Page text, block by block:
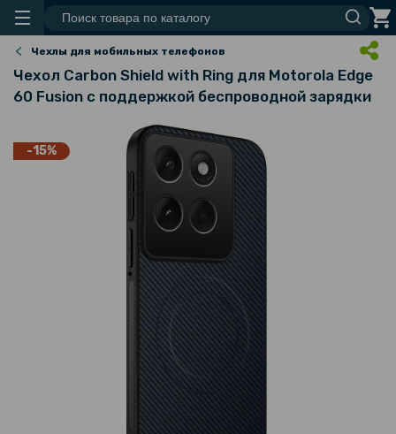
Чехлы для мобильных телефонов
Чехол Carbon Shield with Ring для Motorola Edge
60 Fusion с поддержкой беспроводной зарядки
-15%